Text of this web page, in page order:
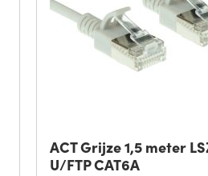
ACT Grijze 1,5 meter
U/FTP CAT6A